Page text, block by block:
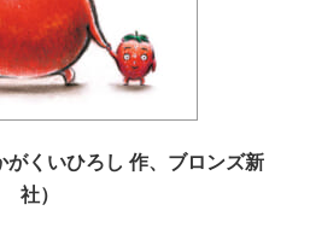
がくいひろし 作、ブロンズ新
社）